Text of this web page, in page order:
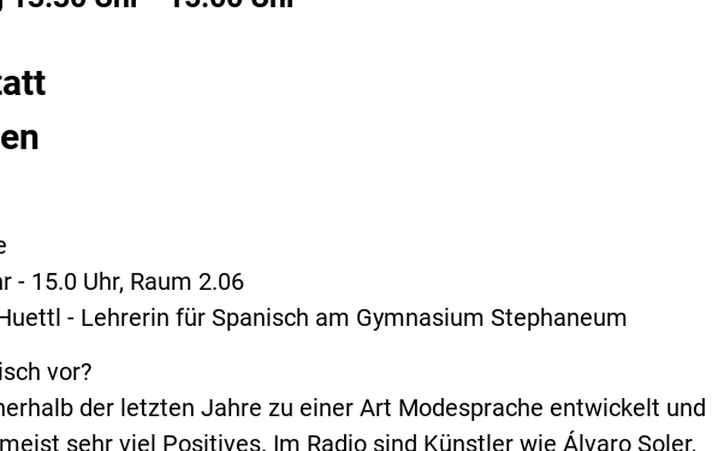
- 15.0 Uhr, Raum 2.06
- Lehrerin für Spanisch am Gymnasium Stephaneum
vor?
der letzten Jahre zu einer Art Modesprache entwickelt und
sehr viel Positives. Im Radio sind Künstler wie Álvaro Soler,